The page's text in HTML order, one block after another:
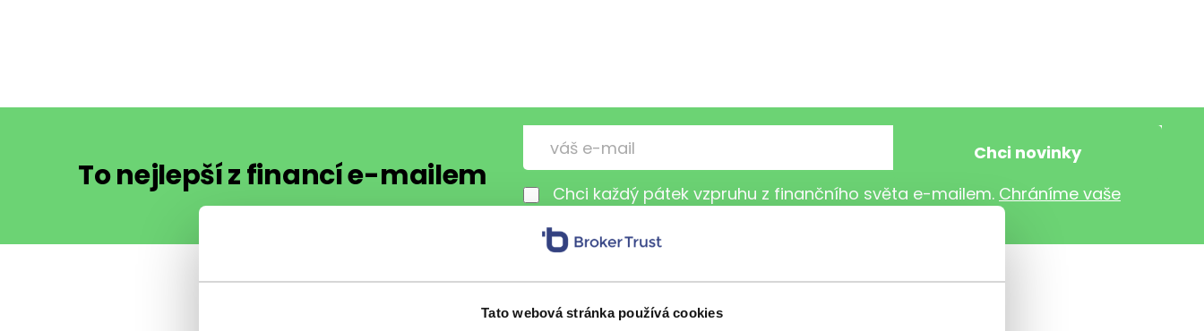
Tato webová stránka používá cookies
To nejlepší z financí e-mailem Chci každý pátek vzpruhu z finančního světa e-mailem. Chráníme vaše